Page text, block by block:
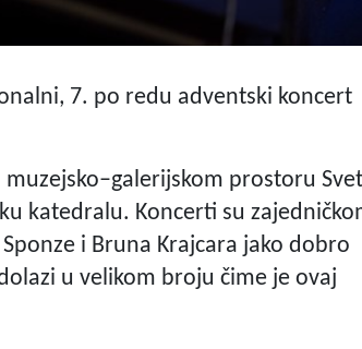
7. po redu adventski koncert
prostoru
katedralu. Koncerti su
i Bruna Krajcara jako dobro
u velikom broju čime je ovaj